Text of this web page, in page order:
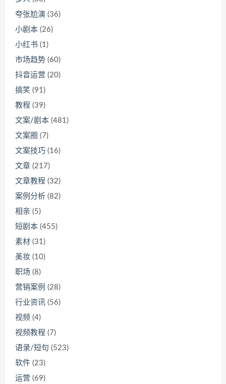
夸张尬演 (36)
小剧本 (26)
小红书 (1)
市场趋势 (60)
抖音运营 (20)
搞笑 (91)
教程 (39)
文案/剧本 (481)
文案圈 (7)
文案技巧 (16)
文章 (217)
文章教程 (32)
案例分析 (82)
相亲 (5)
短剧本 (455)
素材 (31)
美妆 (10)
职场 (8)
营销案例 (28)
行业资讯 (56)
视频 (4)
视频教程 (7)
语录/短句 (523)
软件 (23)
运营 (69)